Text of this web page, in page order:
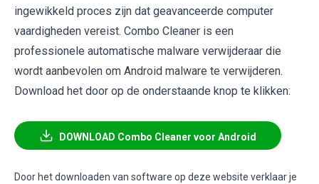
ingewikkeld proces zijn dat geavanceerde computer
vaardigheden vereist. Combo Cleaner is een
professionele automatische malware verwijderaar die
wordt aanbevolen om Android malware te verwijderen.
Download het door op de onderstaande knop te klikken:
DOWNLOAD Combo Cleaner voor Android
Door het downloaden van software op deze website verklaar je